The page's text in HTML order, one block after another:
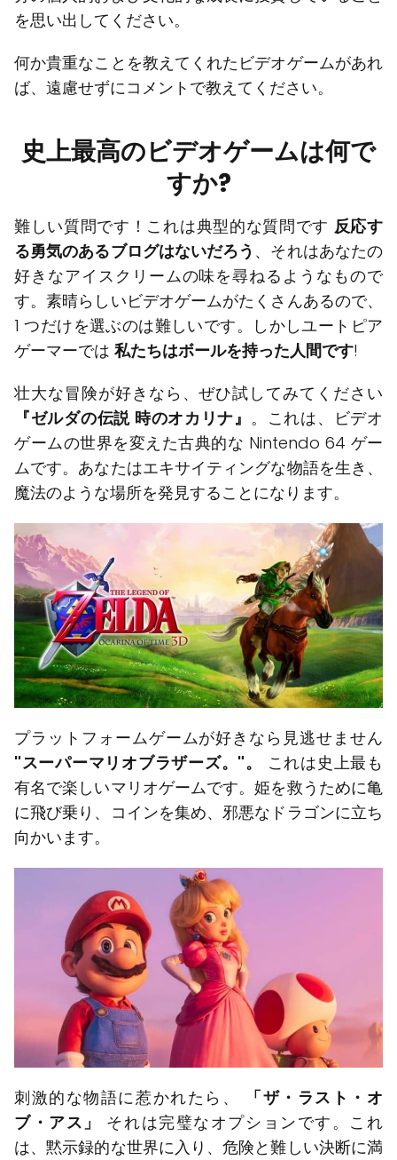
を思い出してください。
何か貴重なことを教えてくれたビデオゲームがあれ
ば、遠慮せずにコメントで教えてください。
史上最高のビデオゲームは何で
すか?
難しい質問です！これは典型的な質問です 反応す
る勇気のあるブログはないだろう 、それはあなたの
好きなアイスクリームの味を尋ねるようなもので
す。素晴らしいビデオゲームがたくさんあるので、
1 つだけを選ぶのは難しいです。しかしユートピア
ゲーマーでは 私たちはボールを持った人間です!
壮大な冒険が好きなら、ぜひ試してみてください
『ゼルダの伝説 時のオカリナ』 。これは、ビデオ
ゲームの世界を変えた古典的な Nintendo 64 ゲー
ムです。あなたはエキサイティングな物語を生き、
魔法のような場所を発見することになります。
プラットフォームゲームが好きなら見逃せません
"スーパーマリオブラザーズ。"。
これは史上最も
有名で楽しいマリオゲームです。姫を救うために亀
に飛び乗り、コインを集め、邪悪なドラゴンに立ち
向かいます。
刺激的な物語に惹かれたら、
「ザ・ラスト・オ
ブ・アス」
それは完璧なオプションです。これ
は、黙示録的な世界に入り、危険と難しい決断に満